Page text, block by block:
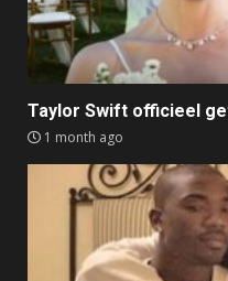
Taylor Swift officieel
1 month ago